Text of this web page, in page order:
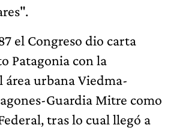
el Congreso dio carta
Patagonia con la
área urbana Viedma-
Guardia Mitre como
tras lo cual llegó a